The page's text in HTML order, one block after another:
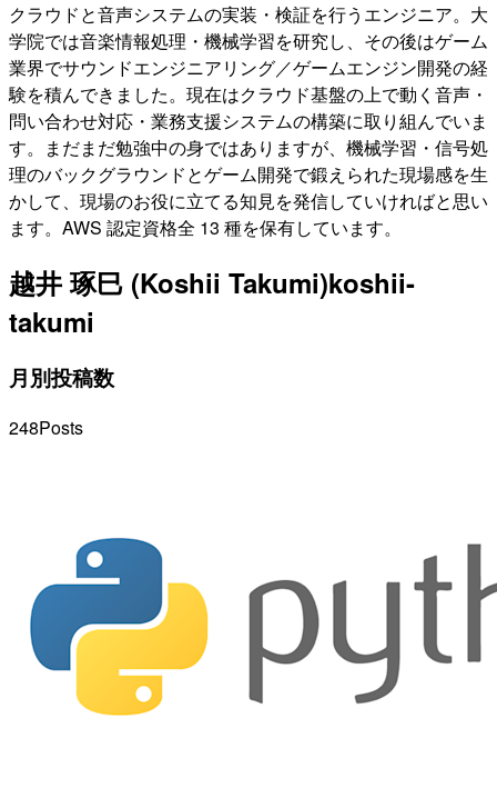
クラウドと音声システムの実装・検証を行うエンジニア。大
学院では音楽情報処理・機械学習を研究し、その後はゲーム
業界でサウンドエンジニアリング／ゲームエンジン開発の経
験を積んできました。現在はクラウド基盤の上で動く音声・
問い合わせ対応・業務支援システムの構築に取り組んでいま
す。まだまだ勉強中の身ではありますが、機械学習・信号処
理のバックグラウンドとゲーム開発で鍛えられた現場感を生
かして、現場のお役に立てる知見を発信していければと思い
ます。AWS 認定資格全 13 種を保有しています。
越井 琢巳 (Koshii Takumi)koshii-
takumi
月別投稿数
248Posts